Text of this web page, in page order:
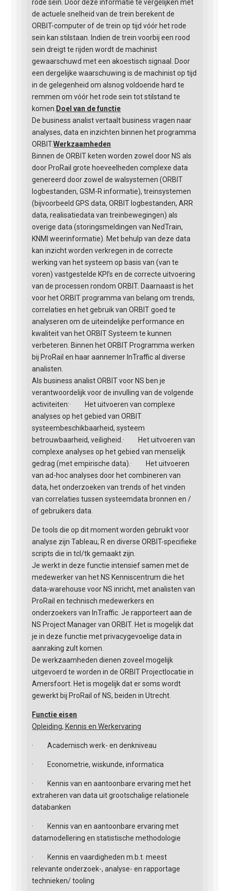
rode sein. Door deze informatie te vergelijken met
de actuele snelheid van de trein berekent de
ORBIT-computer of de trein op tijd vóór het rode
sein kan stilstaan. Indien de trein voorbij een rood
sein dreigt te rijden wordt de machinist
gewaarschuwd met een akoestisch signaal. Door
een dergelijke waarschuwing is de machinist op tijd
in de gelegenheid om alsnog voldoende hard te
remmen om vóór het rode sein tot stilstand te
komen. Doel van de functie
De business analist vertaalt business vragen naar
analyses, data en inzichten binnen het programma
ORBIT.Werkzaamheden
Binnen de ORBIT keten worden zowel door NS als
door ProRail grote hoeveelheden complexe data
genereerd door zowel de walsystemen (ORBIT
logbestanden, GSM-R informatie), treinsystemen
(bijvoorbeeld GPS data, ORBIT logbestanden, ARR
data, realisatiedata van treinbewegingen) als
overige data (storingsmeldingen van NedTrain,
KNMI weerinformatie). Met behulp van deze data
kan inzicht worden verkregen in de correcte
werking van het systeem op basis van (van te
voren) vastgestelde KPI’s en de correcte uitvoering
van de processen rondom ORBIT. Daarnaast is het
voor het ORBIT programma van belang om trends,
correlaties en het gebruik van ORBIT goed te
analyseren om de uiteindelijke performance en
kwaliteit van het ORBIT Systeem te kunnen
verbeteren. Binnen het ORBIT Programma werken
bij ProRail en haar aannemer InTraffic al diverse
analisten.
Als business analist ORBIT voor NS ben je
verantwoordelijk voor de invulling van de volgende
activiteiten:· Het uitvoeren van complexe
analyses op het gebied van ORBIT
systeembeschikbaarheid, systeem
betrouwbaarheid, veiligheid.· Het uitvoeren van
complexe analyses op het gebied van menselijk
gedrag (met empirische data).· Het uitvoeren
van ad-hoc analyses door het combineren van
data, het onderzoeken van trends of het vinden
van correlaties tussen systeemdata bronnen en /
of gebruikers data.
De tools die op dit moment worden gebruikt voor
analyse zijn Tableau, R en diverse ORBIT-specifieke
scripts die in tcl/tk gemaakt zijn.
Je werkt in deze functie intensief samen met de
medewerker van het NS Kenniscentrum die het
data-warehouse voor NS inricht, met analisten van
ProRail en technisch medewerkers en
onderzoekers van InTraffic. Je rapporteert aan de
NS Project Manager van ORBIT. Het is mogelijk dat
je in deze functie met privacygevoelige data in
aanraking zult komen.
De werkzaamheden dienen zoveel mogelijk
uitgevoerd te worden in de ORBIT Projectlocatie in
Amersfoort. Het is mogelijk dat er soms wordt
gewerkt bij ProRail of NS, beiden in Utrecht.
Functie eisen
Opleiding, Kennis en Werkervaring
· Academisch werk- en denkniveau
· Econometrie, wiskunde, informatica
· Kennis van en aantoonbare ervaring met het
extraheren van data uit grootschalige relationele
databanken
· Kennis van en aantoonbare ervaring met
datamodellering en statistische methodologie
· Kennis en vaardigheden m.b.t. meest
relevante onderzoek-, analyse- en rapportage
technieken/ tooling